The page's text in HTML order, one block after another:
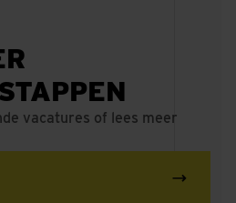
vacatures of lees meer